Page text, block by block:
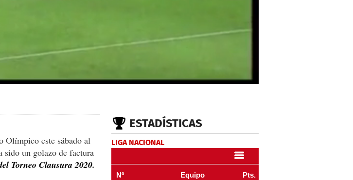
Olímpico este sábado al
sido un golazo de factura
Torneo Clausura 2020.
ESTADÍSTICAS
LIGA NACIONAL